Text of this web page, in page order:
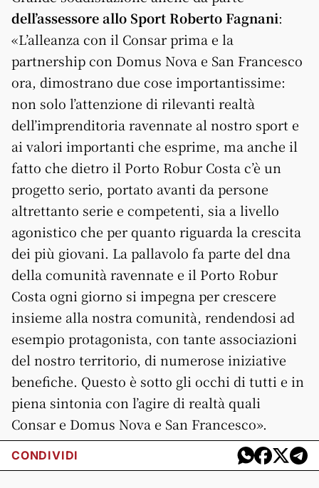
dell’assessore allo Sport Roberto Fagnani:
«L’alleanza con il Consar prima e la
partnership con Domus Nova e San Francesco
ora, dimostrano due cose importantissime:
non solo l’attenzione di rilevanti realtà
dell’imprenditoria ravennate al nostro sport e
ai valori importanti che esprime, ma anche il
fatto che dietro il Porto Robur Costa c’è un
progetto serio, portato avanti da persone
altrettanto serie e competenti, sia a livello
agonistico che per quanto riguarda la crescita
dei più giovani. La pallavolo fa parte del dna
della comunità ravennate e il Porto Robur
Costa ogni giorno si impegna per crescere
insieme alla nostra comunità, rendendosi ad
esempio protagonista, con tante associazioni
del nostro territorio, di numerose iniziative
benefiche. Questo è sotto gli occhi di tutti e in
piena sintonia con l’agire di realtà quali
Consar e Domus Nova e San Francesco».
CONDIVIDI